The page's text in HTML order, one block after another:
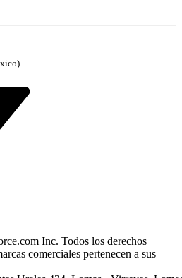
resultados
Inc. Todos los derechos
comerciales pertenecen a sus